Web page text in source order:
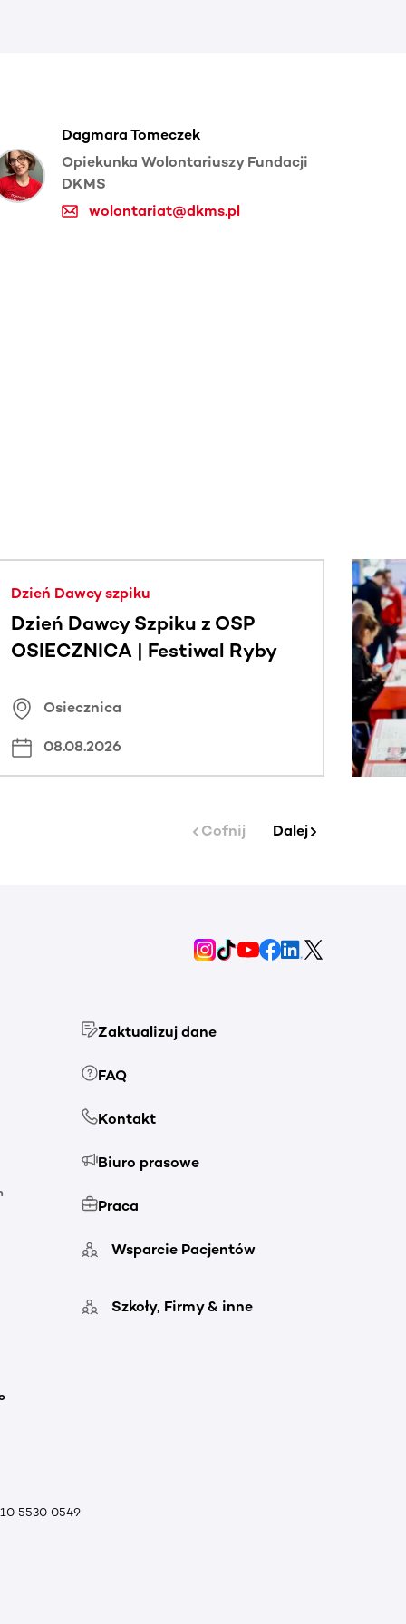
Dagmara Tomeczek
Opiekunka Wolontariuszy Fundacji
DKMS
wolontariat@dkms.pl
Dzień Dawcy szpiku
Dzień Dawcy Szpiku z OSP
OSIECZNICA | Festiwal Ryby
Osiecznica
08.08.2026
Cofnij Dalej
Zaktualizuj dane
FAQ
Kontakt
Biuro prasowe
Praca
Wsparcie Pacjentów
Szkoły, Firmy & inne
5530 0549